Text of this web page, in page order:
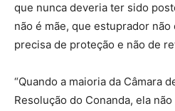
que nunca deveria ter sido
não é mãe, que estuprador
precisa de proteção e não de
“Quando a maioria da Câmara
Resolução do Conanda, ela